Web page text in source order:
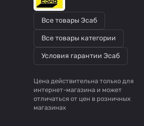
Все товары Эсаб
Все товары категории
Условия гарантии Эсаб
Цена действительна только для
интернет-магазина и может
отличаться от цен в розничных
магазинах